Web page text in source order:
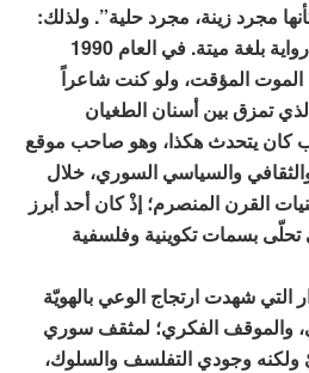
مجرد زينة، مجرد حلية”. ولذلك:
“قلت لنفسي لماذا لا أكتب رواية بلغة ميتة. في العام 1990
الموت المؤقت، ولو كنت شاعراً
تمزق بين أسنان الطغيان
كان يتحدث هكذا، وهو صاحب موقع
والسياسي السوري، خلال
القرن المنصرم؛ إذْ كان أحد أبرز
بسمات تكوينية وفلسفية
التي شهدت ارتجاج الوعي بالهويّة
والموقف الفكري؛ لمثقف سوري
وجودي التفلسف والسلوك،